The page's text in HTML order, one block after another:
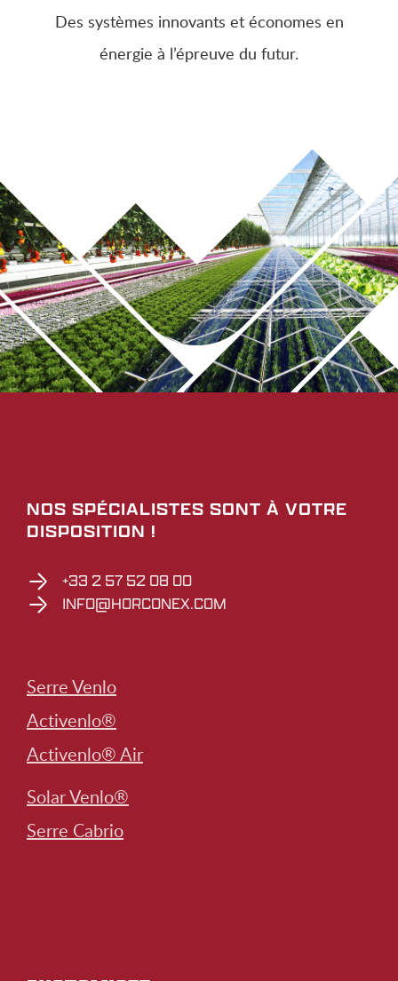
Des systèmes innovants et économes en
énergie à l’épreuve du futur.
NOS SPÉCIALISTES SONT À VOTRE
DISPOSITION !
+33 2 57 52 08 00
INFO@HORCONEX.COM
Serre Venlo
Activenlo®
Activenlo® Air
Solar Venlo®
Serre Cabrio